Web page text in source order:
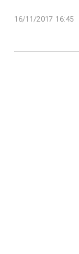
16/11/2017 16:45